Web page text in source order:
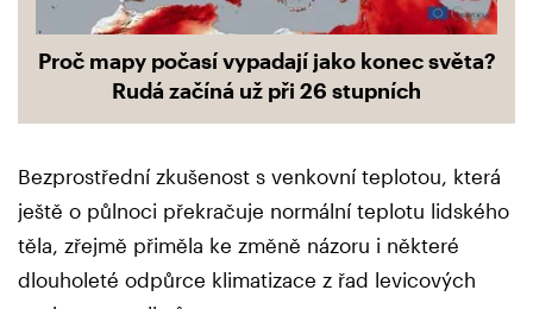
Proč mapy počasí vypadají jako konec světa?
Rudá začíná už při 26 stupních
Bezprostřední zkušenost s venkovní teplotou, která
ještě o půlnoci překračuje normální teplotu lidského
těla, zřejmě přiměla ke změně názoru i některé
dlouholeté odpůrce klimatizace z řad levicových